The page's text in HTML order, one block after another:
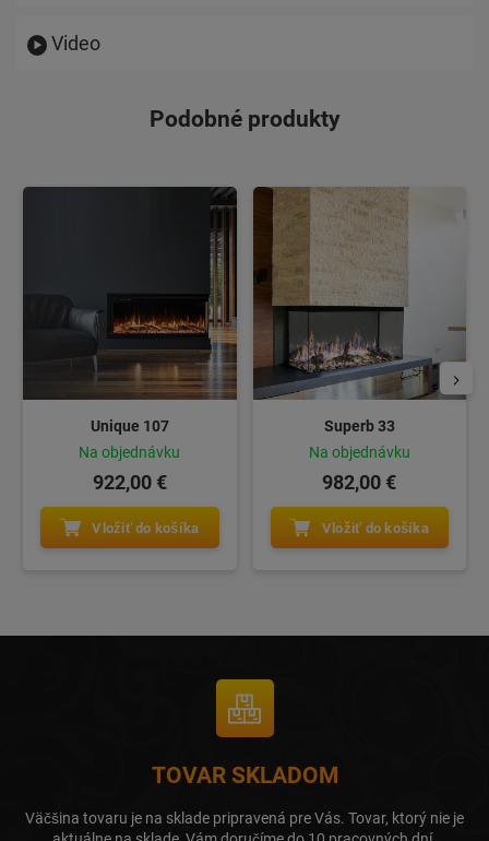
Video
Podobné produkty
Unique 107
Na objednávku
922,00 €
Vložiť do košíka
Superb 33
Na objednávku
982,00 €
Vložiť do košíka
TOVAR SKLADOM
Väčšina tovaru je na sklade pripravená pre Vás. Tovar, ktorý nie je